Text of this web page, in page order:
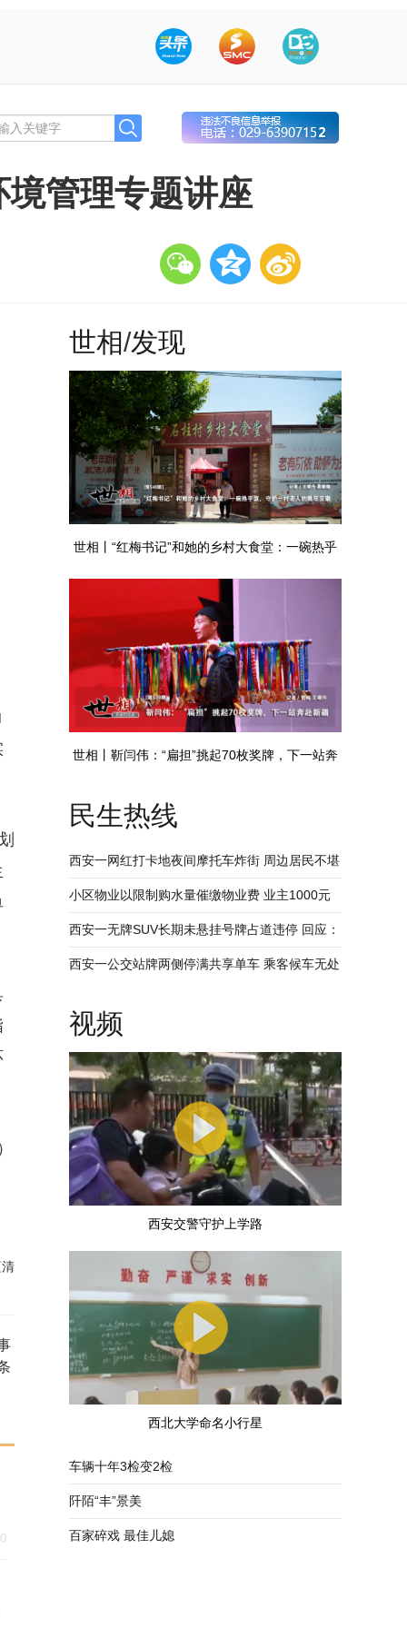
管理专题讲座
世相/发现
世相丨“红梅书记”和她的乡村大食堂：一碗热乎
饭，守护一村老人的晚年安康
世相丨靳闫伟：“扁担”挑起70枚奖牌，下一站奔
民生热线
西安一网红打卡地夜间摩托车炸街 周边居民不堪
其扰 回应：将持续开展专项整治行动
小区物业以限制购水量催缴物业费 业主1000元
装修押金抵扣物业费 兴平市住建局：已责令物业
整改
西安一无牌SUV长期未悬挂号牌占道违停 回应：
驾驶人被记9分罚款200元
西安一公交站牌两侧停满共享单车 乘客候车无处
视频
西安交警守护上学路
西北大学命名小行星
车辆十年3检变2检
阡陌“丰”景美
百家碎戏 最佳儿媳